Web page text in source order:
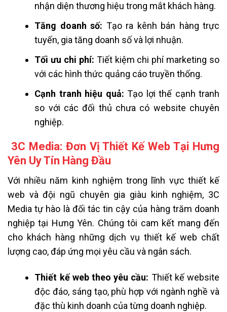
nhận diện thương hiệu trong mắt khách hàng.
Tăng doanh số: Tạo ra kênh bán hàng trực
tuyến, gia tăng doanh số và lợi nhuận.
Tối ưu chi phí: Tiết kiệm chi phí marketing so
với các hình thức quảng cáo truyền thống.
Cạnh tranh hiệu quả: Tạo lợi thế cạnh tranh
so với các đối thủ chưa có website chuyên
nghiệp.
3C Media: Đơn Vị Thiết Kế Web Tại Hưng
Yên Uy Tín Hàng Đầu
Với nhiều năm kinh nghiệm trong lĩnh vực thiết kế
web và đội ngũ chuyên gia giàu kinh nghiệm, 3C
Media tự hào là đối tác tin cậy của hàng trăm doanh
nghiệp tại Hưng Yên. Chúng tôi cam kết mang đến
cho khách hàng những dịch vụ thiết kế web chất
lượng cao, đáp ứng mọi yêu cầu và ngân sách.
Thiết kế web theo yêu cầu: Thiết kế website
độc đáo, sáng tạo, phù hợp với ngành nghề và
đặc thù kinh doanh của từng doanh nghiệp.